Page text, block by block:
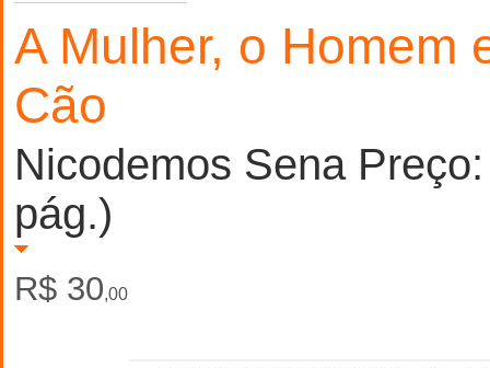
A Mulher, o Homem
Cão
Nicodemos Sena
pág.)
R$ 30,00